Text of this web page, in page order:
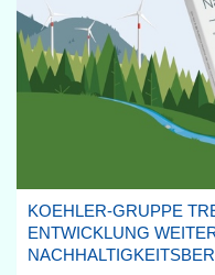
KOEHLER-GRUPPE
ENTWICKLUNG